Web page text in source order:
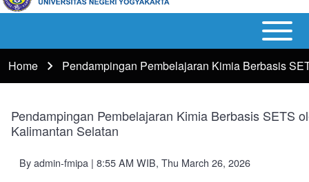
navigation
Open or
Close
horizontal
Menu
Breadcrumb
Home Pendampingan Pembelajaran Kimia Berbasis
Pendampingan Pembelajaran Kimia Berbasis SETS
Kalimantan Selatan
Byadmin-fmipa | 8:55 AM WIB, Thu March 26, 2026